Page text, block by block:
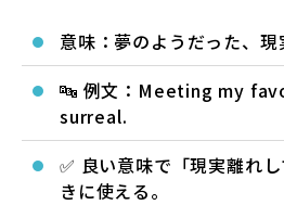
意味：夢のようだった、現
🔤 例文：Meeting my
surreal.
✅ 良い意味で「現実離れ
きに使える。